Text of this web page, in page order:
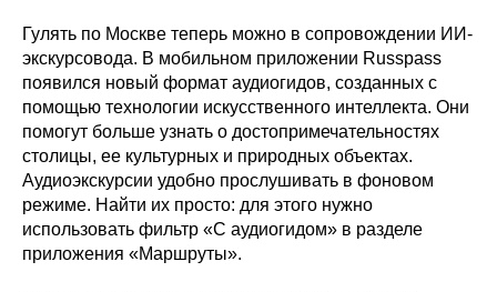
Гулять по Москве теперь можно в сопровождении ИИ-
экскурсовода. В мобильном приложении Russpass
появился новый формат аудиогидов, созданных с
помощью технологии искусственного интеллекта. Они
помогут больше узнать о достопримечательностях
столицы, ее культурных и природных объектах.
Аудиоэкскурсии удобно прослушивать в фоновом
режиме. Найти их просто: для этого нужно
использовать фильтр «С аудиогидом» в разделе
приложения «Маршруты».